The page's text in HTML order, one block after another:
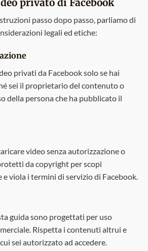
passo dopo passo, parliamo di
legali ed etiche:
privati da Facebook solo se hai
sei il proprietario del contenuto o
della persona che ha pubblicato il
video senza autorizzazione o
da copyright per scopi
e viola i termini di servizio di Facebook.
guida sono progettati per uso
Rispetta i contenuti altrui e
sei autorizzato ad accedere.